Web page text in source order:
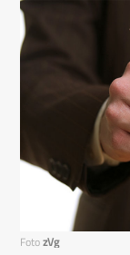
FotozVg